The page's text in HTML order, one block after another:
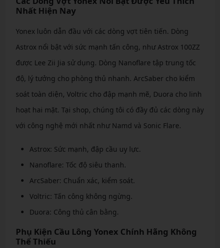
Nhất Hiện Nay
Yonex luôn dẫn đầu với các dòng vợt tiên tiến. Dòng
Astrox nổi bật với sức mạnh tấn công, như Astrox 100ZZ
được Lee Zii Jia sử dụng. Dòng Nanoflare tập trung tốc
độ, lý tưởng cho phòng thủ nhanh. ArcSaber cho kiểm
soát toàn diện, Voltric cho đập mạnh mẽ, Duora cho linh
hoạt hai mặt. Tại shop, chúng tôi có đầy đủ các dòng này
với công nghệ mới nhất như Namd và Sonic Flare.
Astrox: Sức mạnh, đập cầu uy lực.
Nanoflare: Tốc độ siêu thanh.
ArcSaber: Chuẩn xác, kiểm soát.
Voltric: Tấn công không ngừng.
Duora: Công thủ cân bằng.
Phụ Kiện Cầu Lông Yonex Chính Hãng Không
Thể Thiếu